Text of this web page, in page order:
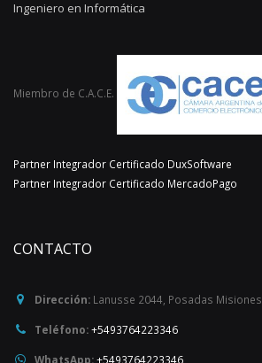
Ingeniero en Informática
Miembro de C.A.C.E.
Partner Integrador Certificado DuxSoftware
Partner Integrador Certificado MercadoPago
CONTACTO
Dirección: Lanusse 2044 Posadas Misiones
Teléfono:+5493764223346
WhatsApp:+5493764223346